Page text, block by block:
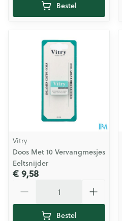
Bestel
Vitry
Doos Met 10 Vervangmesjes
Eeltsnijder
€ 9,58
Bestel